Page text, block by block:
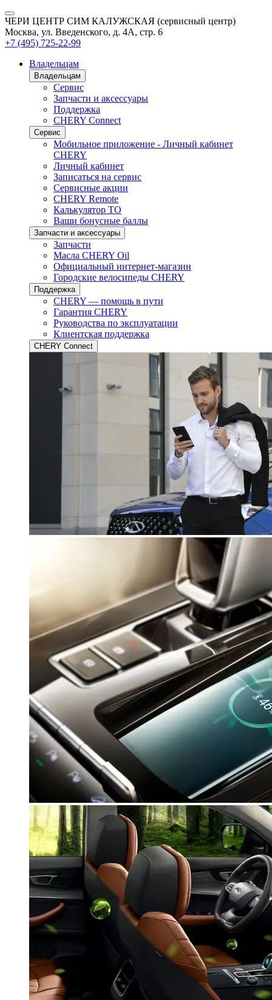
ЧЕРИ ЦЕНТР СИМ КАЛУЖСКАЯ (сервисный центр)
Москва, ул. Введенского, д. 4А, стр. 6
+7 (495) 725-22-99
Владельцам
Владельцам
Сервис
Запчасти и аксессуары
Поддержка
CHERY Connect
Сервис
Мобильное приложение - Личный кабинет
CHERY
Личный кабинет
Записаться на сервис
Сервисные акции
CHERY Remote
Калькулятор ТО
Ваши бонусные баллы
Запчасти и аксессуары
Запчасти
Масла CHERY Oil
Официальный интернет-магазин
Городские велосипеды CHERY
Поддержка
CHERY — помощь в пути
Гарантия CHERY
Руководства по эксплуатации
Клиентская поддержка
CHERY Connect